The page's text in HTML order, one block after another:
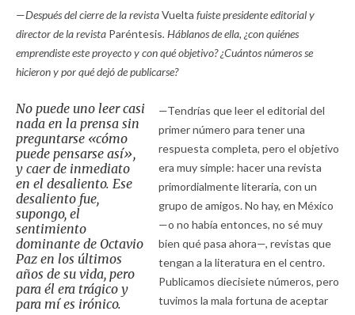
—Después del cierre de la revistaVuelta fuiste presidente editorial y
director de la revista Paréntesis. Háblanos de ella, ¿con quiénes
emprendiste este proyecto y con qué objetivo? ¿Cuántos números se
hicieron y por qué dejó de publicarse?
No puede uno leer casi
nada en la prensa sin
preguntarse «cómo
puede pensarse así»,
y caer de inmediato
en el desaliento. Ese
desaliento fue,
supongo, el
sentimiento
dominante de Octavio
Paz en los últimos
años de su vida, pero
para él era trágico y
para mí es irónico.
—Tendrías que leer el editorial del
primer número para tener una
respuesta completa, pero el objetivo
era muy simple: hacer una revista
primordialmente literaria, con un
grupo de amigos. No hay, en México
—o no había entonces, no sé muy
bien qué pasa ahora—, revistas que
tengan a la literatura en el centro.
Publicamos diecisiete números, pero
tuvimos la mala fortuna de aceptar